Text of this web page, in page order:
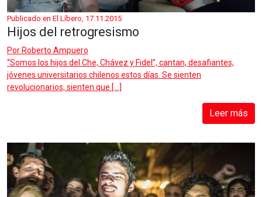
Publicado en El Líbero, 17.11.2015
Hijos del retrogresismo
Por Roberto Ampuero
“Somos los hijos del Che, Chávez y Fidel”, cantan, desafiantes,
jóvenes universitarios chilenos estos días. Se sienten
revolucionarios, sienten que […]
Leer más